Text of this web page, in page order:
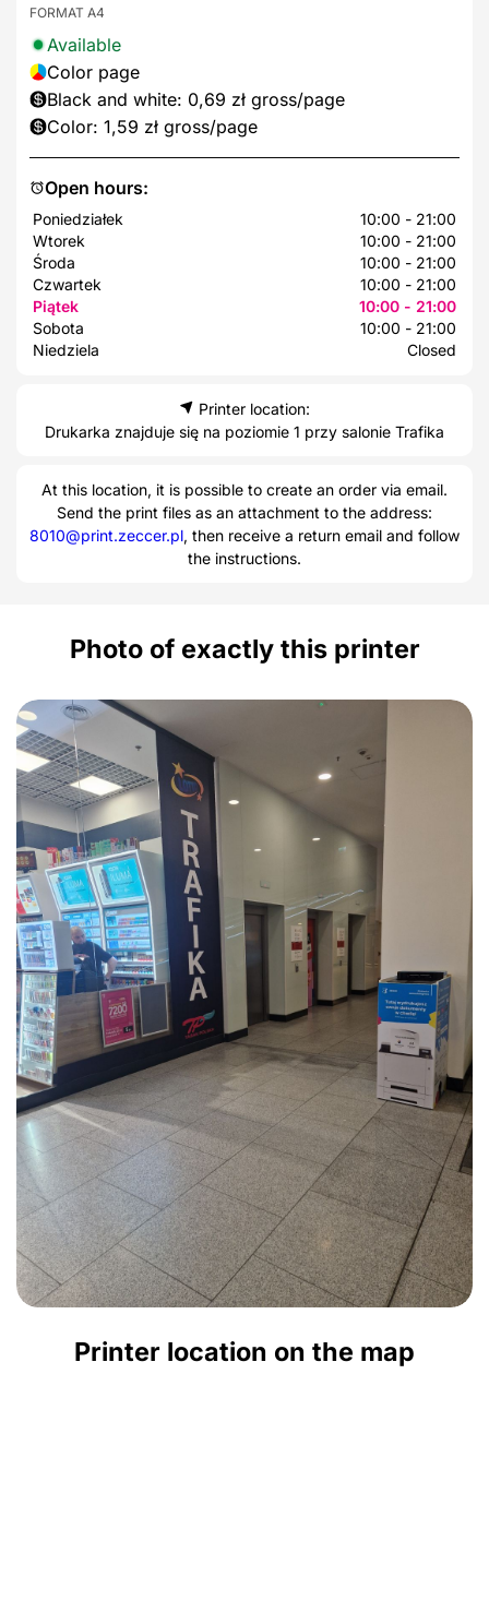
Open hours:
Poniedziałek
10:00 - 21:00
Wtorek
10:00 - 21:00
Środa
10:00 - 21:00
Czwartek
10:00 - 21:00
Piątek
10:00 - 21:00
Sobota
10:00 - 21:00
Niedziela
Closed
FORMAT A4
Available
Color page
Black and white: 0,69 zł gross/page
Color: 1,59 zł gross/page
Printer location:
Drukarka znajduje się na poziomie 1 przy salonie Trafika
At this location, it is possible to create an order via email.
Send the print files as an attachment to the address:
8010@print.zeccer.pl, then receive a return email and follow
the instructions.
Photo of exactly this printer
Printer location on the map